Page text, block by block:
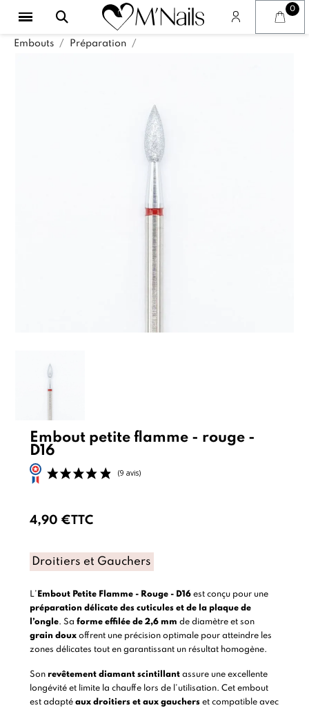
Embouts Préparation
Embout petite flamme - rouge -
D16
(9 avis)
4,90 €TTC
Droitiers et Gauchers
L’ Embout Petite Flamme - Rouge - D16est conçu pour une
préparation délicate des cuticules et de la plaque de
l’ongle. Sa forme effilée de 2,6 mm de diamètre et son
grain douxoffrent une précision optimale pour atteindre les
zones délicates tout en garantissant un résultat homogène.
Son revêtement diamant scintillantassure une excellente
longévité et limite la chauffe lors de l’utilisation. Cet embout
est adapté aux droitiers et aux gaucherset compatible avec